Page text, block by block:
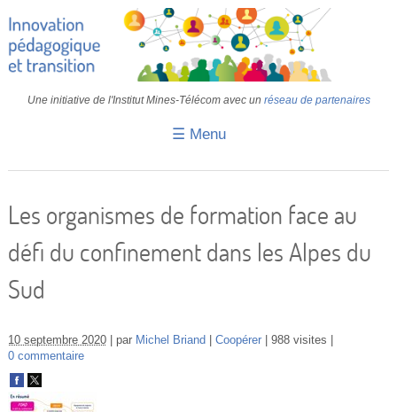
Une initiative de l'Institut Mines-Télécom avec un réseau de partenaires
☰ Menu
IMT
Les organismes de formation face au
défi du confinement dans les Alpes du
Sud
10 septembre 2020 par Michel Briand Coopérer
988 visites
0 commentaire